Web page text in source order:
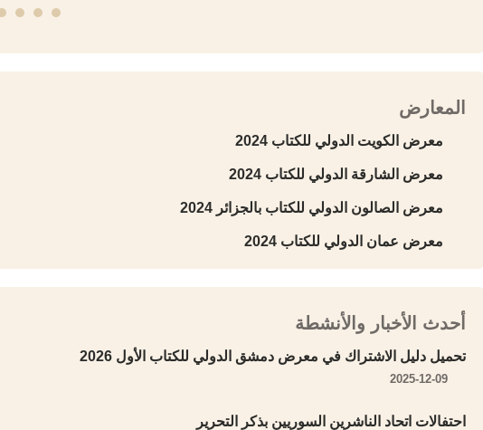
المعارض
معرض الكويت الدولي للكتاب 2024
معرض الشارقة الدولي للكتاب 2024
معرض الصالون الدولي للكتاب بالجزائر 2024
معرض عمان الدولي للكتاب 2024
أحدث الأخبار والأنشطة
تحميل دليل الاشتراك في معرض دمشق الدولي للكتاب الأول 2026
2025-12-09
احتفالات اتحاد الناشرين السوريين بذكر التحرير